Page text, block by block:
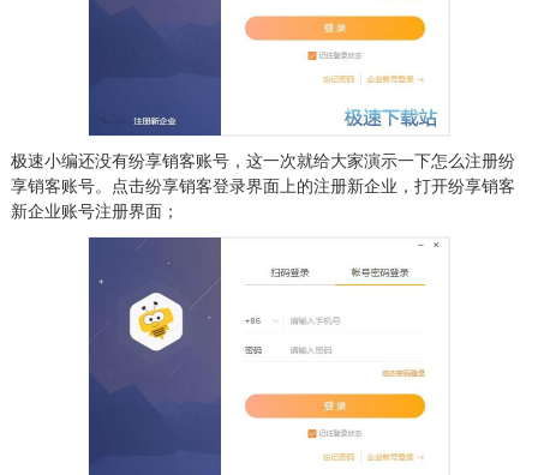
极速小编还没有纷享销客账号，这一次就给大家演示一下怎么注册纷
享销客账号。点击纷享销客登录界面上的注册新企业，打开纷享销客
新企业账号注册界面；